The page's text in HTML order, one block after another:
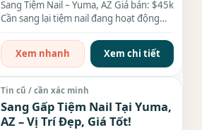
Sang Tiệm Nail – Yuma, AZ Giá bán: $45k
Cần sang lại tiệm nail đang hoạt động
Xem nhanh
Xem chi tiết
Tin cũ / cần xác minh
Sang Gấp Tiệm Nail Tại Yuma,
AZ – Vị Trí Đẹp, Giá Tốt!